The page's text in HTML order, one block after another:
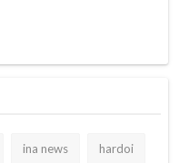
ina news hardoi